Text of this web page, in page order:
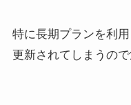
特に長期プランを利
更新されてしまうので